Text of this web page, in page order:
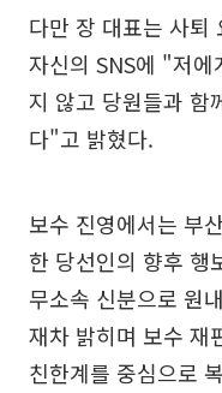
다만 장 대표는 사퇴
자신의 SNS에 "저
지 않고 당원들과 함
다"고 밝혔다.
보수 진영에서는 부
한 당선인의 향후 행
무소속 신분으로 원
재차 밝히며 보수 재
친한계를 중심으로